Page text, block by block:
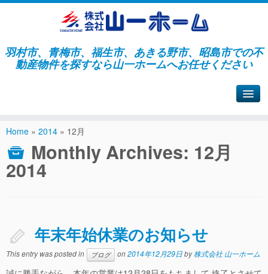
羽村市、青梅市、福生市、あきる野市、昭島市での不
動産物件を探すなら山一ホームへお任せください
Home » 2014 » 12月
Monthly Archives: 12月
2014
年末年始休業のお知らせ
This entry was posted in ブログ on2014年12月29日by株式会社 山一ホーム